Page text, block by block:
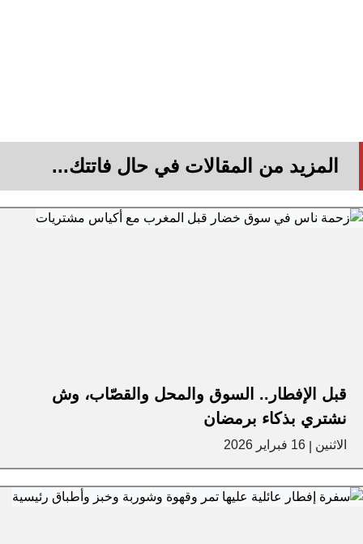
المزيد من المقالات في حال فاتتك...
قبل الإفطار.. السوق والمحل والقصّاب، وش
نشتري بذكاء برمضان
الاثنين 16 فبراير 2026